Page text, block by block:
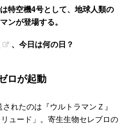
特空機4号として、地球人類の
ンが登場する。
、今日は何の日？
ロが起動
れたのは『ウルトラマンＺ』
ュード」。寄生生物セレブロの